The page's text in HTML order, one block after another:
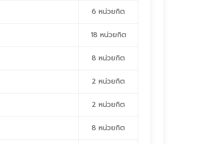
6 หน่วยกิต
18 หน่วยกิต
8 หน่วยกิต
2 หน่วยกิต
2 หน่วยกิต
8 หน่วยกิต